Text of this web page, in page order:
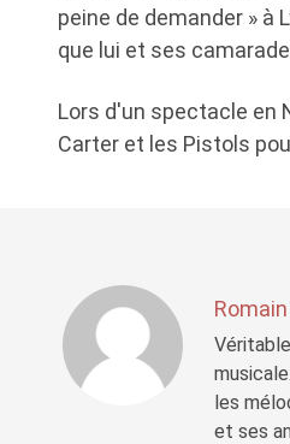
peine de demander » à
que lui et ses
Lors d'un spectacle en
Carter et les Pistols
les
et ses